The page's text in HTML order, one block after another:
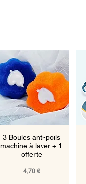
Aperçu rapide
3 Boules anti-poils
machine à laver + 1
offerte
Prix
4,70 €